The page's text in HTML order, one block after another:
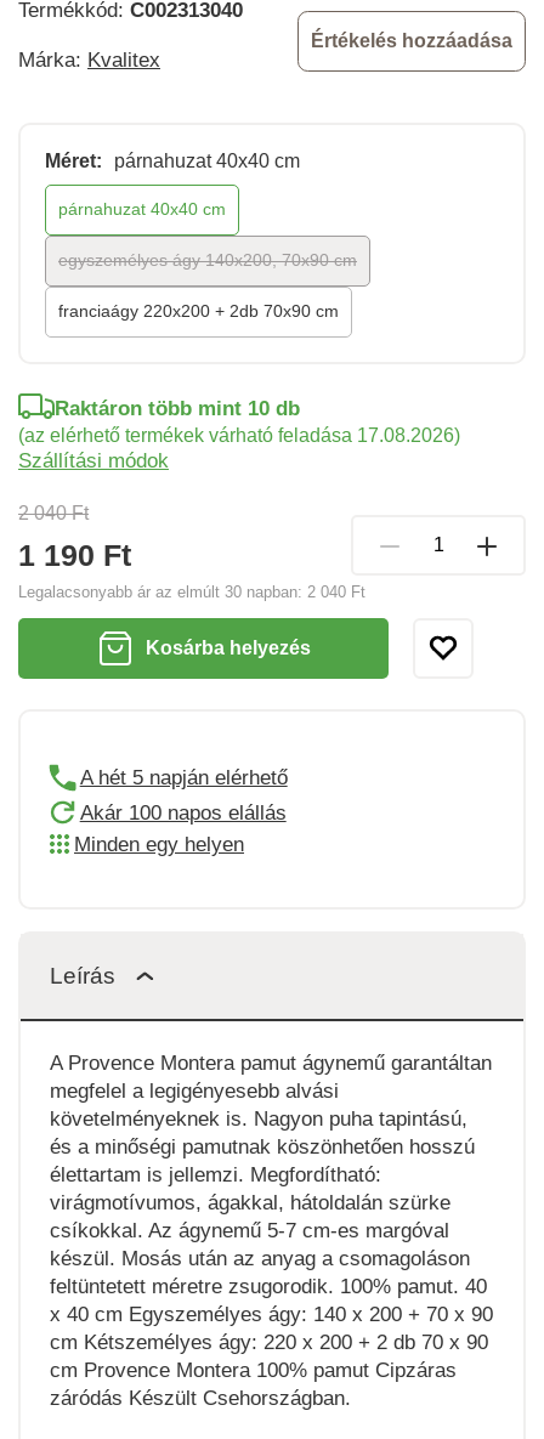
Termékkód: C002313040
Márka: Kvalitex
Értékelés hozzáadása
Méret: párnahuzat 40x40 cm
párnahuzat 40x40 cm
egyszemélyes ágy 140x200, 70x90 cm
franciaágy 220x200 + 2db 70x90 cm
2 040 Ft
1 190 Ft
Legalacsonyabb ár az elmúlt 30 napban: 2 040 Ft
Raktáron több mint 10 db
(az elérhető termékek várható feladása 17.08.2026)
Szállítási módok
Kosárba helyezés
A hét 5 napján elérhető
Akár 100 napos elállás
Minden egy helyen
Leírás
A Provence Montera pamut ágynemű garantáltan
megfelel a legigényesebb alvási
követelményeknek is. Nagyon puha tapintású,
és a minőségi pamutnak köszönhetően hosszú
élettartam is jellemzi. Megfordítható:
virágmotívumos, ágakkal, hátoldalán szürke
csíkokkal. Az ágynemű 5-7 cm-es margóval
készül. Mosás után az anyag a csomagoláson
feltüntetett méretre zsugorodik. 100% pamut. 40
x 40 cm Egyszemélyes ágy: 140 x 200 + 70 x 90
cm Kétszemélyes ágy: 220 x 200 + 2 db 70 x 90
cm Provence Montera 100% pamut Cipzáras
záródás Készült Csehországban.